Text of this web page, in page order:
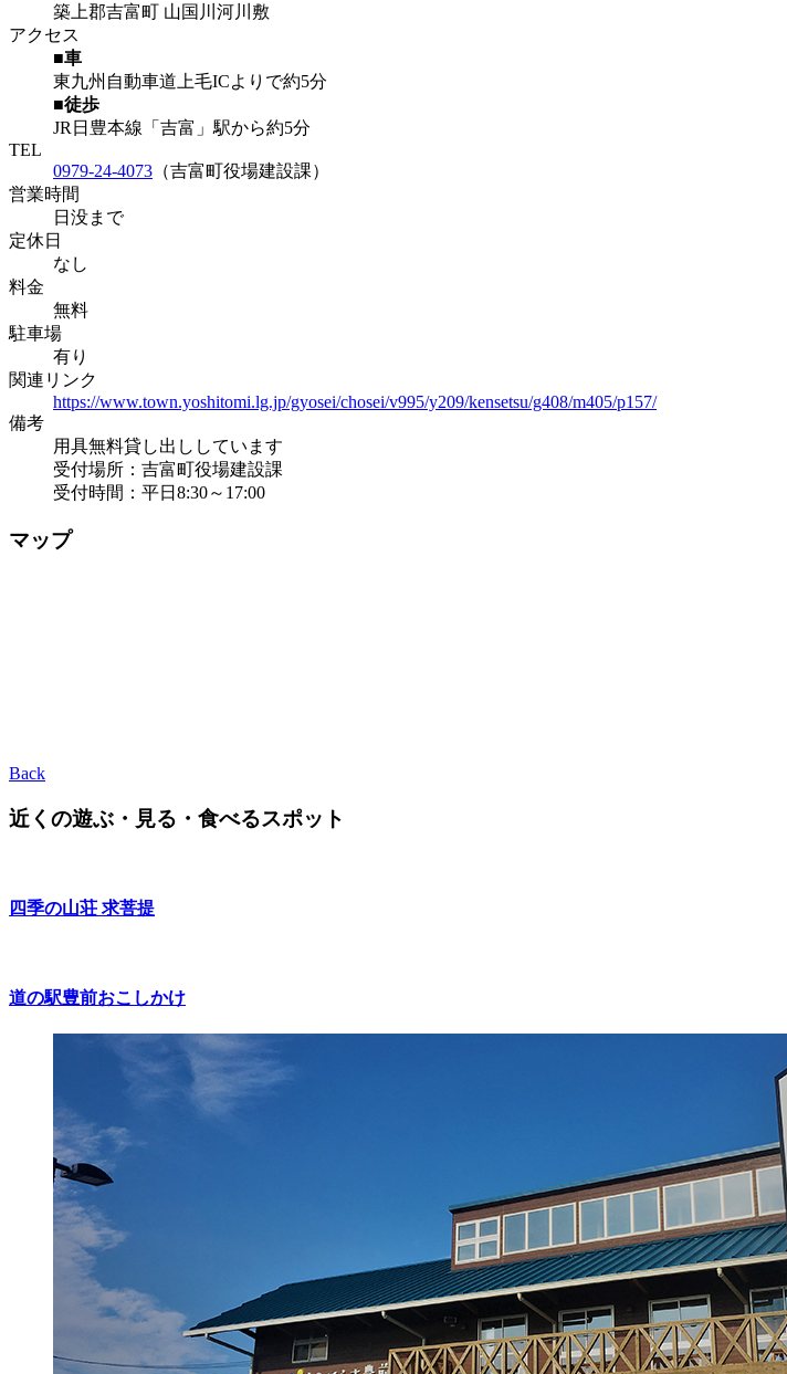
築上郡吉富町 山国川河川敷
アクセス
■車
東九州自動車道上毛ICよりで約5分
■徒歩
JR日豊本線「吉富」駅から約5分
TEL
0979-24-4073 （吉富町役場建設課）
営業時間
日没まで
定休日
なし
料金
無料
駐車場
有り
関連リンク
https://www.town.yoshitomi.lg.jp/gyosei/chosei/v995/y209/kensetsu/g408/m405/p157/
備考
用具無料貸し出ししています
受付場所：吉富町役場建設課
受付時間：平日8:30～17:00
マップ
Back
近くの遊ぶ・見る・食べるスポット
四季の山荘 求菩提
道の駅豊前おこしかけ